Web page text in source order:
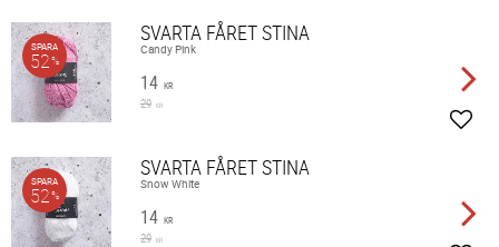
SVARTA FÅRET STINA
Candy Pink
14 KR
29 KR
SPARA
52%
SVARTA FÅRET STINA
Snow White
14 KR
29 KR
SPARA
52%